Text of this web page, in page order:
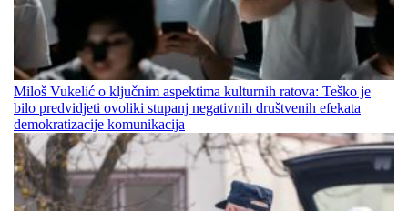
Miloš Vukelić o ključnim aspektima kulturnih ratova: Teško je
bilo predvidjeti ovoliki stupanj negativnih društvenih efekata
demokratizacije komunikacija